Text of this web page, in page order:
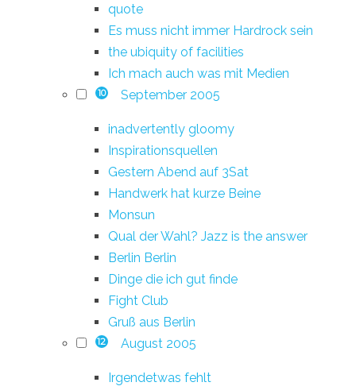
quote
Es muss nicht immer Hardrock sein
the ubiquity of facilities
Ich mach auch was mit Medien
10 September 2005
inadvertently gloomy
Inspirationsquellen
Gestern Abend auf 3Sat
Handwerk hat kurze Beine
Monsun
Qual der Wahl? Jazz is the answer
Berlin Berlin
Dinge die ich gut finde
Fight Club
Gruß aus Berlin
12 August 2005
Irgendetwas fehlt